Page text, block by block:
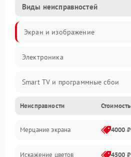
Виды неисправностей
Экран и изображение
Электроника
Smart TV и программные сбои
Питание и запуск
Подсветка и LED-модули
Неисправности Стоимость
Мерцание экрана 4000 ₽
Искажение цветов 4500 ₽